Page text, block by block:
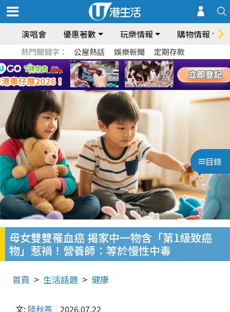
演唱會 優惠著數 玩樂情報 購物情報
熱門關鍵字： 公屋熱話 娛樂新聞 定期存款
目錄
母女雙雙罹血癌 揭家中一物含「第1級致癌
物」惹禍！營養師：等於慢性中毒
首頁 生活話題 健康
文: 陸秋燕 2026.07.22